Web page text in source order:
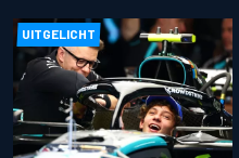
UITGELICHT